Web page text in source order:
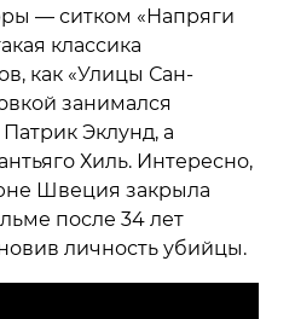
— ситком «Напряги
классика
как «Улицы Сан-
занимался
Эклунд, а
Хиль. Интересно,
Швеция закрыла
после 34 лет
личность убийцы.